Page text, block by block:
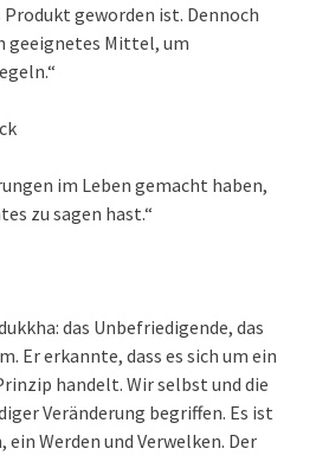
geworden ist. Dennoch
geeignetes Mittel, um
im Leben gemacht haben,
zu sagen hast.“
das Unbefriedigende, das
Er erkannte, dass es sich um ein
handelt. Wir selbst und die
Veränderung begriffen. Es ist
ein Werden und Verwelken. Der